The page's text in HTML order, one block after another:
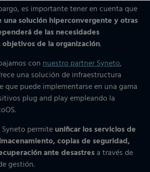
es importante tener en cuenta que
una solución hiperconvergente y otras
de las necesidades
de la organización.
connuestro partner Syneto,
una solución de infraestructura
que puede implementarse en una gama
plug and play empleando la
permiteunificar los servicios de
copias de seguridad,
ante desastresa través de
gestión.